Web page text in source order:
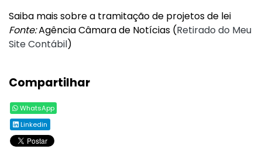
Saiba mais sobre a tramitação de projetos de lei
Fonte:Agência Câmara de Notícias (Retirado do Meu
Site Contábil)
Compartilhar
WhatsApp
Linkedin